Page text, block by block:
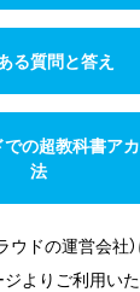
る質問と答え
の超教科書ア
法
ウドの運営会社
よりご利用い